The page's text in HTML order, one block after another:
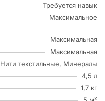
Требуется навык
Максимальное
Максимальная
Максимальная
Нити текстильные, Минералы
4,5 л
1,7 кг